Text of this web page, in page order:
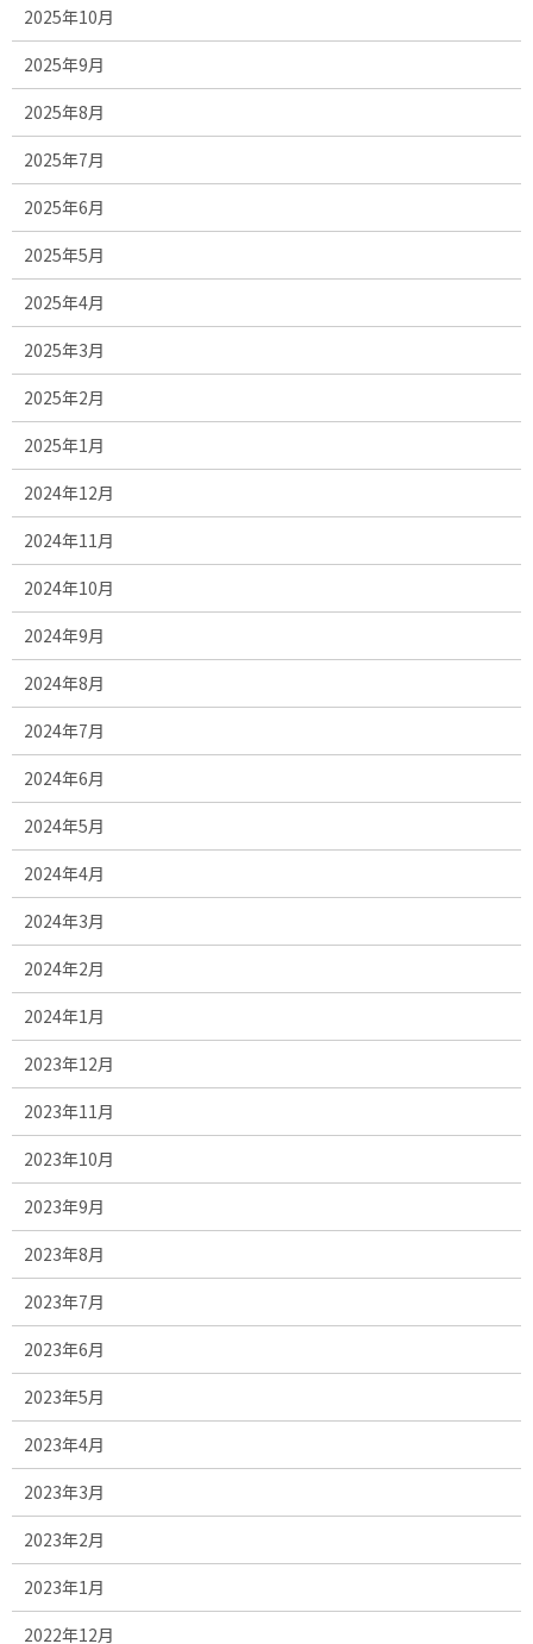
2025年10月
2025年9月
2025年8月
2025年7月
2025年6月
2025年5月
2025年4月
2025年3月
2025年2月
2025年1月
2024年12月
2024年11月
2024年10月
2024年9月
2024年8月
2024年7月
2024年6月
2024年5月
2024年4月
2024年3月
2024年2月
2024年1月
2023年12月
2023年11月
2023年10月
2023年9月
2023年8月
2023年7月
2023年6月
2023年5月
2023年4月
2023年3月
2023年2月
2023年1月
2022年12月